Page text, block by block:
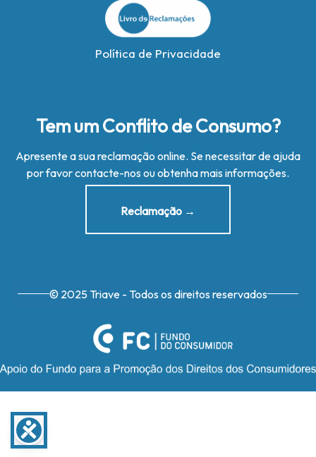
Política de Privacidade
Tem um Conflito de Consumo?
Apresente a sua reclamação online. Se necessitar de ajuda
por favor contacte-nos ou obtenha mais informações.
Reclamação →
© 2025 Triave - Todos os direitos reservados